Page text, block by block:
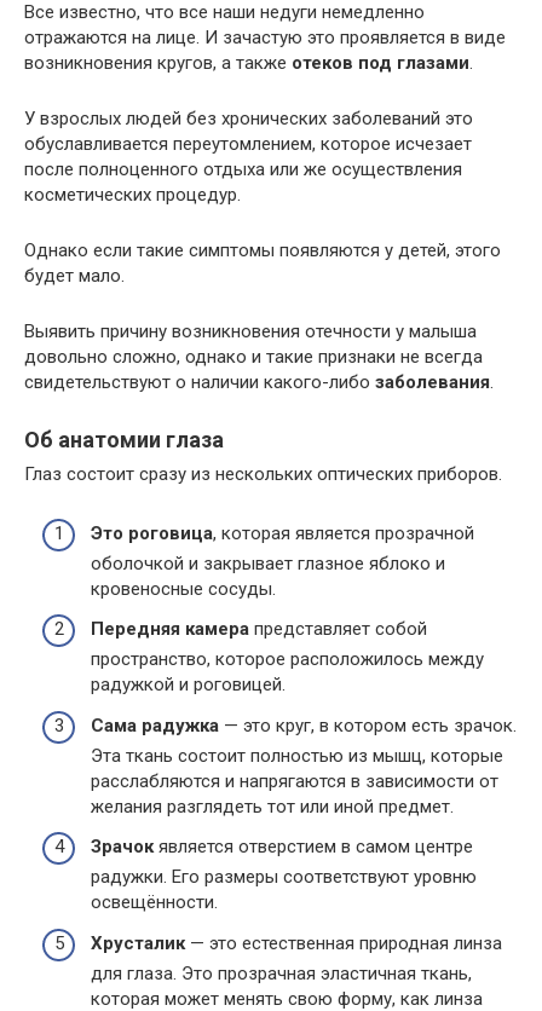
Все известно, что все наши недуги немедленно
отражаются на лице. И зачастую это проявляется в виде
возникновения кругов, а также отеков под глазами.
У взрослых людей без хронических заболеваний это
обуславливается переутомлением, которое исчезает
после полноценного отдыха или же осуществления
косметических процедур.
Однако если такие симптомы появляются у детей, этого
будет мало.
Выявить причину возникновения отечности у малыша
довольно сложно, однако и такие признаки не всегда
свидетельствуют о наличии какого-либо заболевания.
Об анатомии глаза
Глаз состоит сразу из нескольких оптических приборов.
Это роговица, которая является прозрачной
оболочкой и закрывает глазное яблоко и
кровеносные сосуды.
Передняя камера представляет собой
пространство, которое расположилось между
радужкой и роговицей.
Сама радужка — это круг, в котором есть зрачок.
Эта ткань состоит полностью из мышц, которые
расслабляются и напрягаются в зависимости от
желания разглядеть тот или иной предмет.
Зрачокявляется отверстием в самом центре
радужки. Его размеры соответствуют уровню
освещённости.
Хрусталик — это естественная природная линза
для глаза. Это прозрачная эластичная ткань,
которая может менять свою форму, как линза